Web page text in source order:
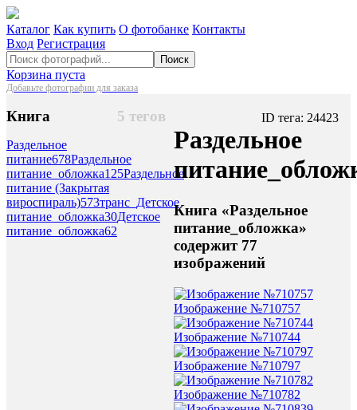
Каталог Как купить О фотобанке Контакты
Вход Регистрация
Поиск
Корзина пуста
Добавьте фотографии для заказа
5 тегов
Книга
Раздельное
питание678Раздельное
питание_обложка125Раздельное
питание (Закрытая
вироспираль)573транс_Детское
питание_обложка30Детское
питание_обложка62
ID тега: 24423
Раздельное
Книга «Раздельное
питание_обложка»
содержит 77
изображений
Изображение №710757
Изображение №710744
Изображение №710797
Изображение №710782